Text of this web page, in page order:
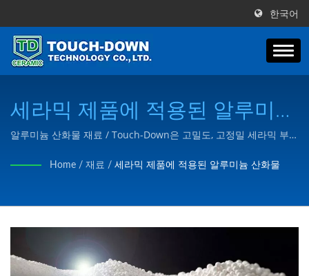
한국어
세라믹 제품에 적용된 알루미늄
산화물 | 과학, 우주 및 반도체
산업용 고급 세라믹 부품 |
알루미늄 산화물 재료 / Touch-Down은 고밀도, 고정밀 세라믹 부품
NC 드릴링 크루의 디지털 가공까지 생산과 판매를 통합한 세라믹/
Home / 재료 / 세라믹 제품에 적용된 알루미늄 산화물